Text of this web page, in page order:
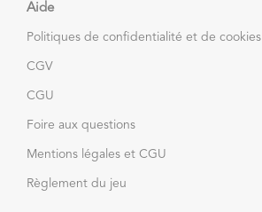
Aide
Politiques de confidentialité et de cookies
CGV
CGU
Foire aux questions
Mentions légales et CGU
Règlement du jeu